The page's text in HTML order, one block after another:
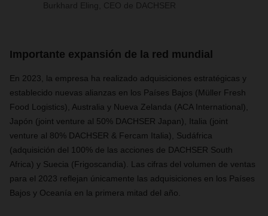
Burkhard Eling, CEO de DACHSER
Importante expansión de la red mundial
En 2023, la empresa ha realizado adquisiciones estratégicas y
establecido nuevas alianzas en los Países Bajos (Müller Fresh
Food Logistics), Australia y Nueva Zelanda (ACA International),
Japón (joint venture al 50% DACHSER Japan), Italia (joint
venture al 80% DACHSER & Fercam Italia), Sudáfrica
(adquisición del 100% de las acciones de DACHSER South
Africa) y Suecia (Frigoscandia). Las cifras del volumen de ventas
para el 2023 reflejan únicamente las adquisiciones en los Países
Bajos y Oceanía en la primera mitad del año.